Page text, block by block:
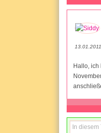
Hallo, ich